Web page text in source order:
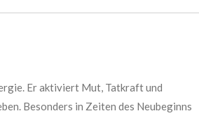
Er aktiviert Mut, Tatkraft und
Besonders in Zeiten des Neubeginns